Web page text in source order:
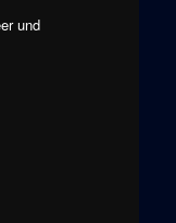
und